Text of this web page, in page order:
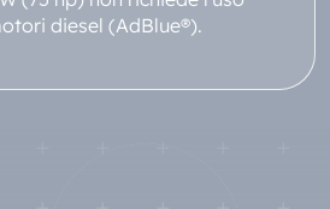
diesel (AdBlue®).